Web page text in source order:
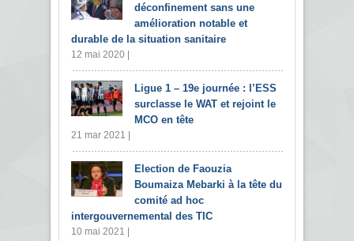
déconfinement sans une
amélioration notable et
durable de la situation sanitaire
12 mai 2020 |
Ligue 1 – 19e journée : l’ESS
surclasse le WAT et rejoint le
MCO en tête
21 mar 2021 |
Election de Faouzia
Boumaiza Mebarki à la tête du
comité ad hoc
intergouvernemental des TIC
10 mai 2021 |